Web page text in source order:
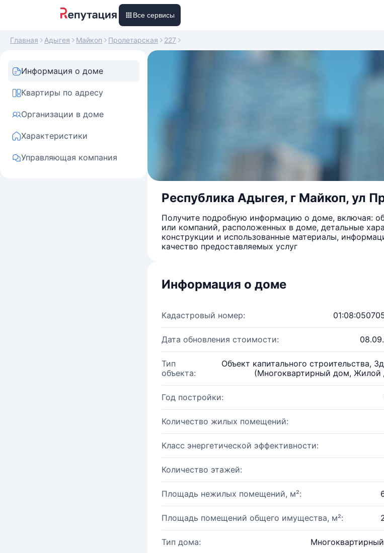
Все сервисы
Главная Адыгея Майкоп Пролетарская 227
Информация о доме
Квартиры по адресу
Организации в доме
Характеристики
Управляющая компания
Республика Адыгея, г Майкоп, ул
Получите подробную информацию о доме, включая:
или компаний, расположенных в доме, детальные
конструкции и использованные материалы,
качество предоставляемых услуг
Информация о доме
Кадастровый номер:
Дата обновления стоимости:
Тип
объекта:
Объект капитального строительства,
(Многоквартирный дом, Жилой
Год постройки:
Количество жилых помещений:
Класс энергетической эффективности:
Количество этажей:
Площадь нежилых помещений, м²:
Площадь помещений общего имущества, м²:
Тип дома: